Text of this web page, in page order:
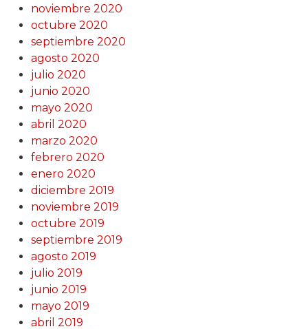
noviembre 2020
octubre 2020
septiembre 2020
agosto 2020
julio 2020
junio 2020
mayo 2020
abril 2020
marzo 2020
febrero 2020
enero 2020
diciembre 2019
noviembre 2019
octubre 2019
septiembre 2019
agosto 2019
julio 2019
junio 2019
mayo 2019
abril 2019